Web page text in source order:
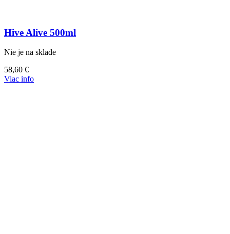
Hive Alive 500ml
Nie je na sklade
58,60 €
Viac info